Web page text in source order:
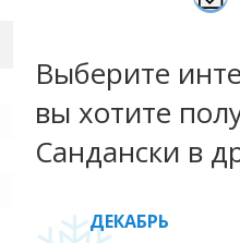
Выберите
вы хотите
Сандански в
ДЕКАБРЬ